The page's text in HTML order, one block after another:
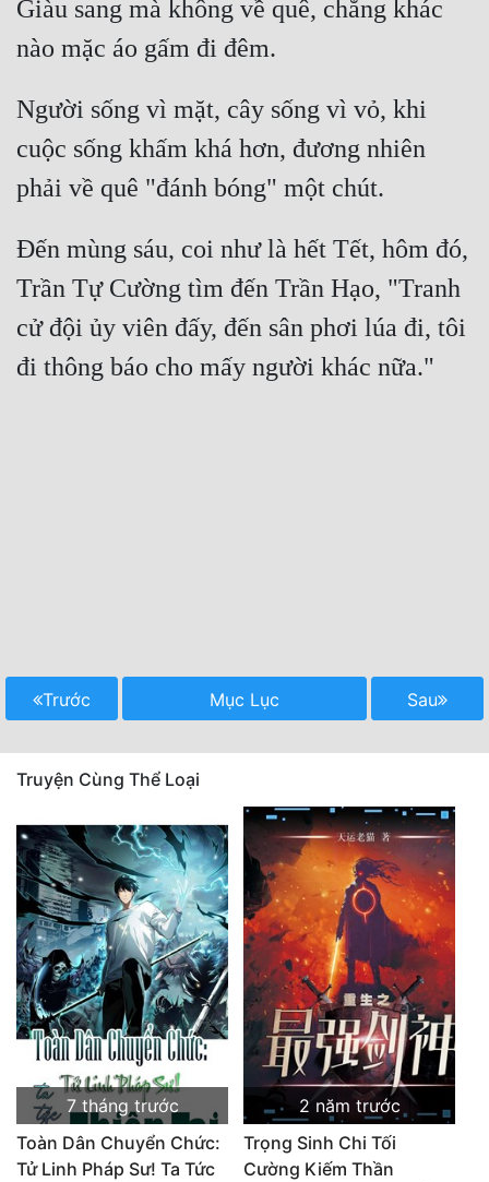
Giàu sang mà không về quê, chẳng khác
Người sống vì mặt, cây sống vì vỏ, khi
cuộc sống khấm khá hơn, đương nhiên
Đến mùng sáu, coi như là hết Tết, hôm đó,
Trần Tự Cường tìm đến Trần Hạo, "Tranh
cử đội ủy viên đấy, đến sân phơi lúa đi, tôi
Trước Mục Lục Sau
Truyện Cùng Thể Loại
7 tháng trước
Toàn Dân Chuyển Chức:
Tử Linh Pháp Sư! Ta Tức
2 năm trước
Trọng Sinh Chi Tối
Cường Kiếm Thần